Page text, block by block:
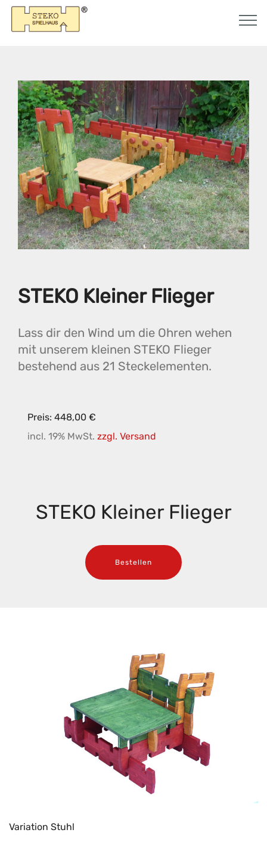
STEKO Kleiner Flieger
Lass dir den Wind um die Ohren wehen
mit unserem kleinen STEKO Flieger
bestehend aus 21 Steckelementen.
Preis: 448,00 €
incl. 19% MwSt. zzgl. Versand
STEKO Kleiner Flieger
Bestellen
Variation Stuhl